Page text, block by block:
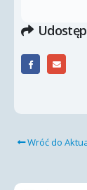
Wróć do